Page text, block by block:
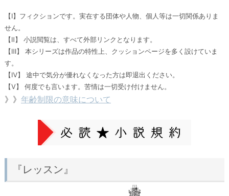
【Ⅰ】フィクションです。実在する団体や人物、個人等は一切関係ありま
せん。
【Ⅱ】 小説閲覧は、すべて外部リンクとなります。
【Ⅲ】 本シリーズは作品の特性上、クッションページを多く設けていま
す。
【Ⅳ】 途中で気分が優れなくなった方は即退出ください。
【Ⅴ】 何度でも言います。苦情は一切受け付けません。
》》 年齢制限の意味について
『レッスン』